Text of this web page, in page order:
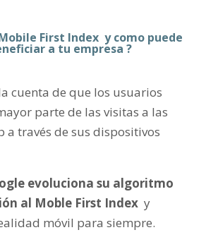
First Index y como puede
a tu empresa ?
cuenta de que los usuarios
parte de las visitas a las
a través de sus dispositivos
evoluciona su algoritmo
al Moble First Index y
móvil para siempre.